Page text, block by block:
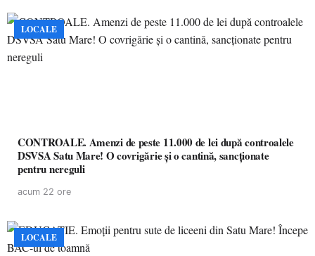
LOCALE
CONTROALE. Amenzi de peste 11.000 de lei după controalele
DSVSA Satu Mare! O covrigărie și o cantină, sancționate
pentru nereguli
acum 22 ore
LOCALE